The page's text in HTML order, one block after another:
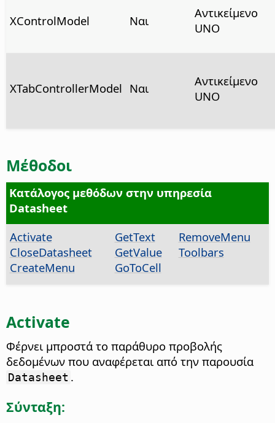
XControlModel Ναι
Αντικείμενο
UNO
XTabControllerModel Ναι
Αντικείμενο
UNO
Μέθοδοι
Κατάλογος μεθόδων στην υπηρεσία
Datasheet
Activate
CloseDatasheet
CreateMenu
GetText
GetValue
GoToCell
RemoveMenu
Toolbars
Activate
Φέρνει μπροστά το παράθυρο προβολής
δεδομένων που αναφέρεται από την παρουσία
Datasheet .
Σύνταξη: